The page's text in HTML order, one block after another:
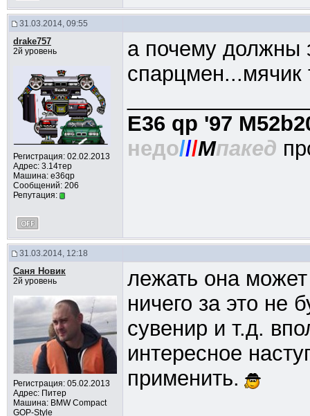
31.03.2014, 09:55
drake757
2й уровень
Регистрация: 02.02.2013
Адрес: 3.14тер
Машина: e36qp
Сообщений: 206
Репутация:
а почему должны
спарцмен...мячик
E36 qp '97
недо///Mпакед
31.03.2014, 12:18
Саня Новик
2й уровень
Регистрация: 05.02.2013
Адрес: Питер
Машина: BMW Compact
GOP-Style
лежать она может
ничего за это не
сувенир и т.д.
интересное
применить.